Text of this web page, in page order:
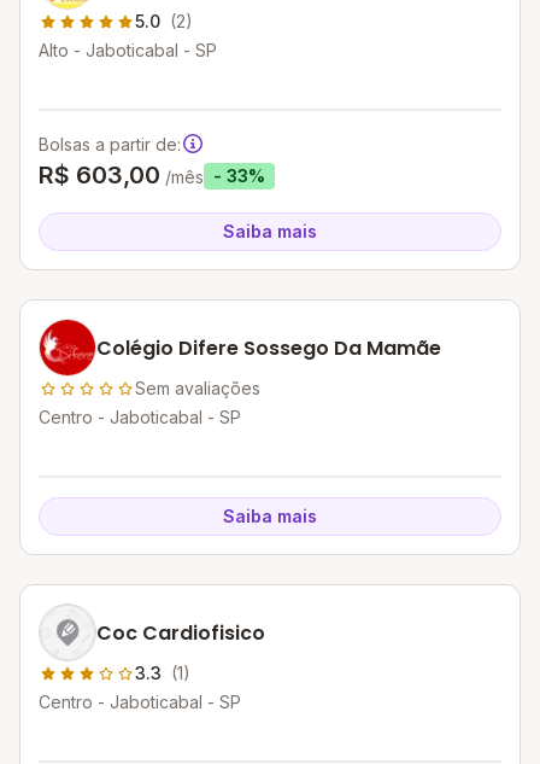
5.0 (2)
Alto - Jaboticabal - SP
Bolsas a partir de:
R$ 603,00 /mês - 33%
Saiba mais
Colégio Difere Sossego Da Mamãe
Sem avaliações
Centro - Jaboticabal - SP
Saiba mais
Coc Cardiofisico
3.3 (1)
Centro - Jaboticabal - SP